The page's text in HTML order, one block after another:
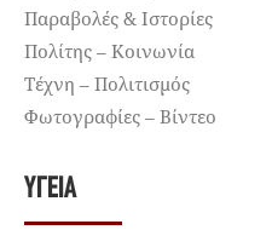
Παραβολές & Ιστορίες
Πολίτης – Κοινωνία
Τέχνη – Πολιτισμός
Φωτογραφίες – Βίντεο
ΥΓΕΊΑ